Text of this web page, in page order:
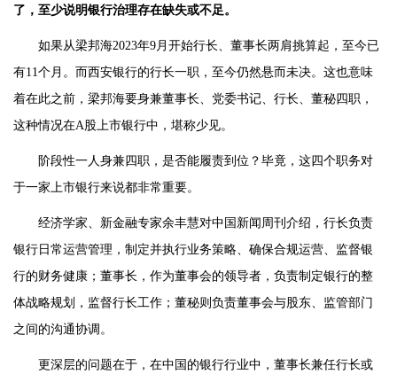
了，至少说明银行治理存在缺失或不足。
如果从梁邦海2023年9月开始行长、董事长两肩挑算起，至今已
有11个月。而西安银行的行长一职，至今仍然悬而未决。这也意味
着在此之前，梁邦海要身兼董事长、党委书记、行长、董秘四职，
这种情况在A股上市银行中，堪称少见。
阶段性一人身兼四职，是否能履责到位？毕竟，这四个职务对
于一家上市银行来说都非常重要。
经济学家、新金融专家余丰慧对中国新闻周刊介绍，行长负责
银行日常运营管理，制定并执行业务策略、确保合规运营、监督银
行的财务健康；董事长，作为董事会的领导者，负责制定银行的整
体战略规划，监督行长工作；董秘则负责董事会与股东、监管部门
之间的沟通协调。
更深层的问题在于，在中国的银行行业中，董事长兼任行长或